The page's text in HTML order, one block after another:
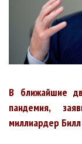
В ближайшие
пандемия,
миллиардер